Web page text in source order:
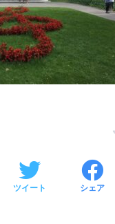
ツイート シェア